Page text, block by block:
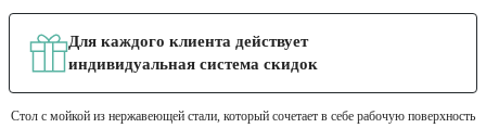
Для каждого клиента действует
индивидуальная система скидок
Стол с мойкой из нержавеющей стали, который сочетает в себе рабочую поверхность